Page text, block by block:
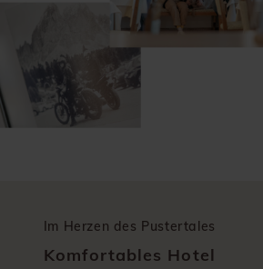
Im Herzen des Pustertales
Komfortables Hotel